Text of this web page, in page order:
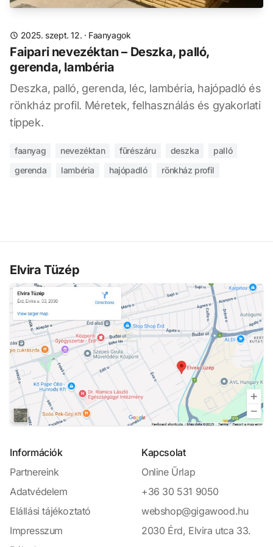
2025. szept. 12. · Faanyagok
Faipari nevezéktan – Deszka, palló,
gerenda, lambéria
Deszka, palló, gerenda, léc, lambéria, hajópadló és
rönkház profil. Méretek, felhasználás és gyakorlati
tippek.
faanyag nevezéktan fűrészáru deszka
palló
gerenda
lambéria hajópadló rönkház profil
Elvira Tüzép
Információk
Partnereink
Adatvédelem
Elállási tájékoztató
Impresszum
Kapcsolat
Online Űrlap
+36 30 531 9050
webshop@gigawood.hu
2030 Érd, Elvira utca 33.